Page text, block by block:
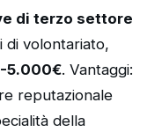
di terzo settore
di volontariato,
5.000€. Vantaggi:
reputazionale
della